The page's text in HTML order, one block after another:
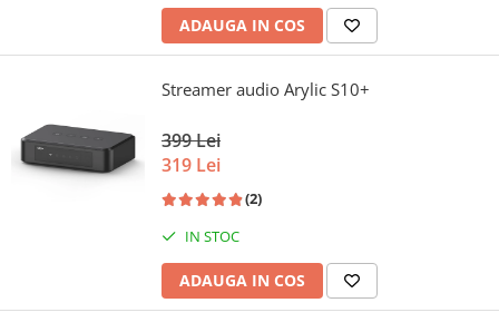
ADAUGA IN COS
Streamer audio Arylic S10+
399 Lei
319 Lei
(2)
IN STOC
ADAUGA IN COS